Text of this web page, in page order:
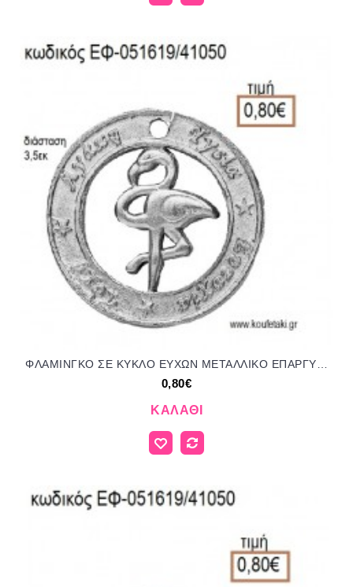
ΦΛΑΜΙΝΓΚΟ ΣΕ ΚΥΚΛΟ ΕΥΧΩΝ ΜΕΤΑΛΛΙΚΟ ΕΠΑΡΓΥΡΟ accessories για μπομπονιέρες - δώρα ΕΦ-051619/41050 0.80€!!!
0,80€
ΚΑΛΆΘΙ